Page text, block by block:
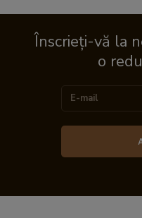
Înscrieți-vă la
o